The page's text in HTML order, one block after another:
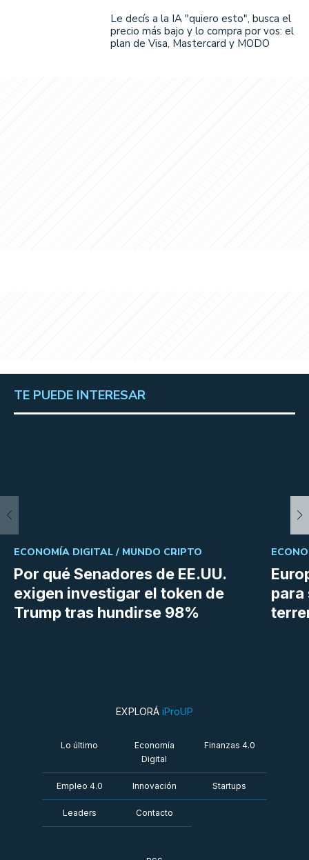
Le decís a la IA "quiero esto", busca el
precio más bajo y lo compra por vos: el
plan de Visa, Mastercard y MODO
TE PUEDE INTERESAR
Por qué Senadores de EE.UU.
exigen investigar el token de
Trump tras hundirse 98%
ECONOMÍA DIGITAL / MUNDO CRIPTO
para
EXPLORÁ iProUP
Lo último
Economía
Digital
Finanzas 4.0
Empleo 4.0 Innovación Startups
Leaders Contacto